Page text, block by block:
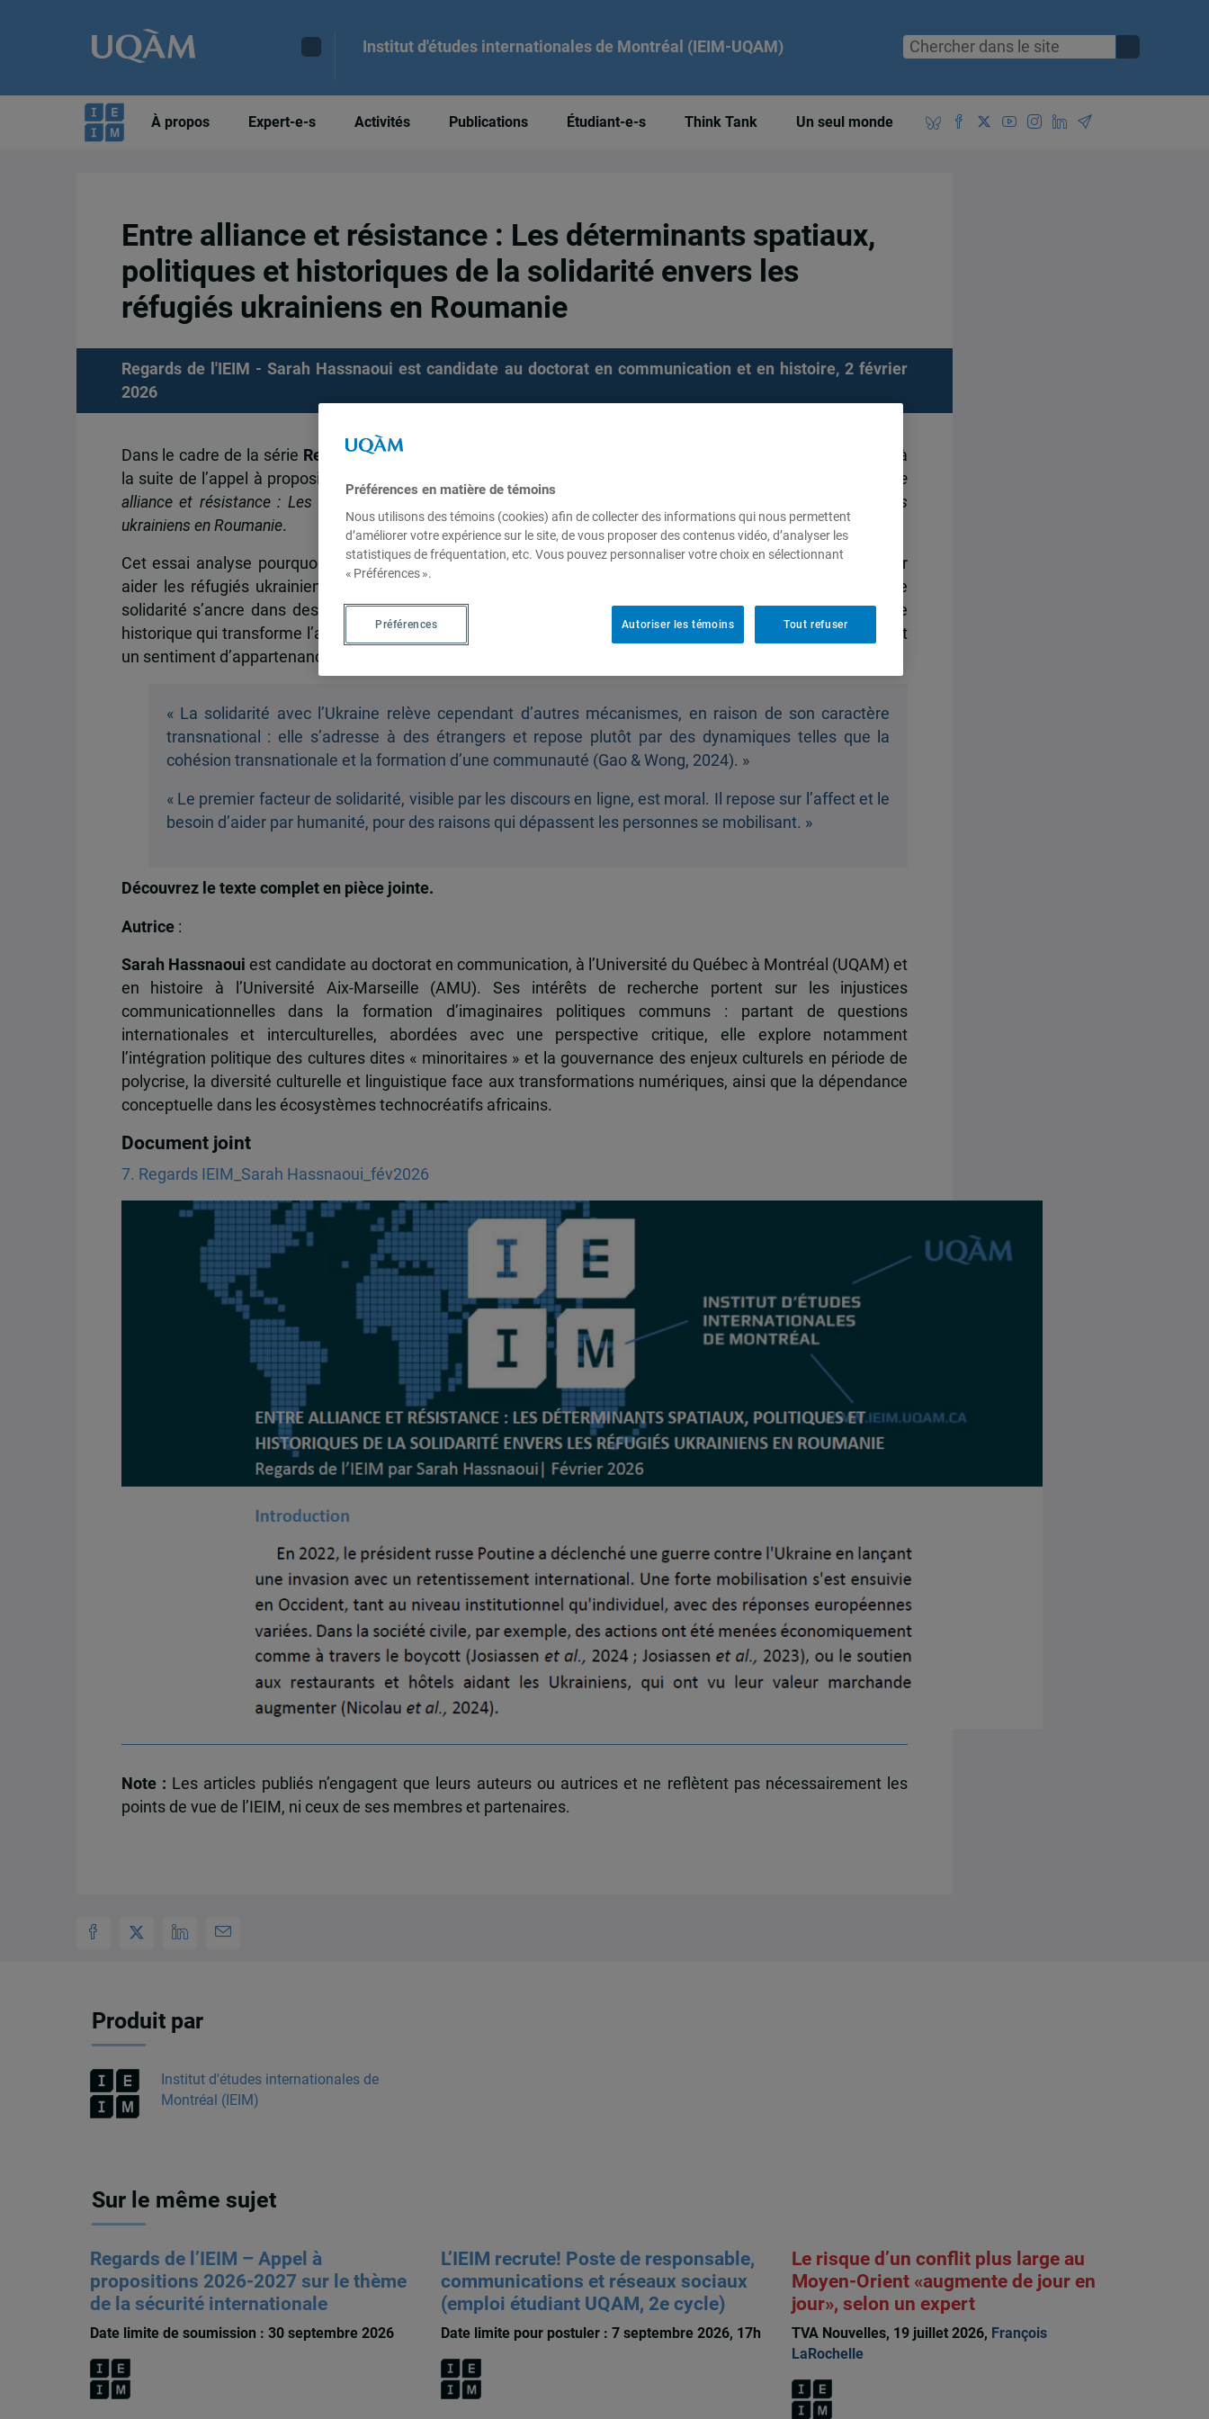
Institut d'études internationales de Montréal (IEIM-UQAM)
À propos Expert-e-s Activités Publications Étudiant-e-s Think Tank Un seul monde
Entre alliance et résistance : Les déterminants spatiaux,
politiques et historiques de la solidarité envers les
réfugiés ukrainiens en Roumanie
Regards de l'IEIM - Sarah Hassnaoui est candidate au doctorat en communication et en histoire, 2 février
2026
Dans le cadre de la série Regards de l’IEIM
, nous avons le plaisir de vous proposer le septième texte retenu à
la suite de l’appel à propositions 2025-2026 sur le thème des alliances et des résistances, qui s’intitule
Entre
alliance et résistance : Les déterminants spatiaux, politiques et historiques de la solidarité envers les réfugiés
ukrainiens en Roumanie.
Cet essai analyse pourquoi et comment la société civile roumaine s’est fortement mobilisée en 2022 pour
aider les réfugiés ukrainiens, à partir d’une analyse de discours publiés sur Facebook. Il montre que cette
solidarité s’ancre dans des ressorts moraux, mais surtout dans la proximité géographique et une mémoire
historique qui transforme l’aide en acte d’alliance et de résistance à la Russie, tout en renforçant une fierté et
un sentiment d’appartenance nationale.
« La solidarité avec l’Ukraine relève cependant d’autres mécanismes, en raison de son caractère
transnational : elle s’adresse à des étrangers et repose plutôt par des dynamiques telles que la
cohésion transnationale et la formation d’une communauté (Gao & Wong, 2024). »
« Le premier facteur de solidarité, visible par les discours en ligne, est moral. Il repose sur l’affect et le
besoin d’aider par humanité, pour des raisons qui dépassent les personnes se mobilisant. »
Découvrez le texte complet en pièce jointe.
Autrice:
Sarah Hassnaoui est candidate au doctorat en communication, à l’Université du Québec à Montréal (UQAM) et
en histoire à l’Université Aix-Marseille (AMU). Ses intérêts de recherche portent sur les injustices
communicationnelles dans la formation d’imaginaires politiques communs : partant de questions
internationales et interculturelles, abordées avec une perspective critique, elle explore notamment
l’intégration politique des cultures dites « minoritaires » et la gouvernance des enjeux culturels en période de
polycrise, la diversité culturelle et linguistique face aux transformations numériques, ainsi que la dépendance
conceptuelle dans les écosystèmes technocréatifs africains.
Document joint
7. Regards IEIM_Sarah Hassnaoui_fév2026
Note : Les articles publiés n’engagent que leurs auteurs ou autrices et ne reflètent pas nécessairement les
points de vue de l’IEIM, ni ceux de ses membres et partenaires.
Produit par
Institut d'études internationales de
Montréal (IEIM)
Sur le même sujet
Regards de l’IEIM – Appel à
propositions 2026-2027 sur le thème
de la sécurité internationale
Date limite de soumission : 30 septembre 2026
L’IEIM recrute! Poste de responsable,
communications et réseaux sociaux
(emploi étudiant UQAM, 2e cycle)
Date limite pour postuler : 7 septembre 2026, 17h
Le risque d’un conflit plus large au
Moyen-Orient «augmente de jour en
jour», selon un expert
TVA Nouvelles, 19 juillet 2026, François
LaRochelle
Préférences en matière de témoins
Nous utilisons des témoins (cookies) afin de collecter des informations qui nous permettent
d’améliorer votre expérience sur le site, de vous proposer des contenus vidéo, d’analyser les
statistiques de fréquentation, etc. Vous pouvez personnaliser votre choix en sélectionnant
« Préférences ».
Tout refuser
Autoriser les témoins
Préférences